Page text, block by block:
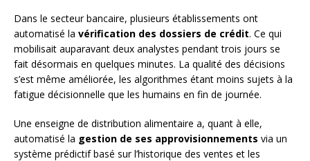
Dans le secteur bancaire, plusieurs établissements ont
automatisé la vérification des dossiers de crédit. Ce qui
mobilisait auparavant deux analystes pendant trois jours se
fait désormais en quelques minutes. La qualité des décisions
s’est même améliorée, les algorithmes étant moins sujets à la
fatigue décisionnelle que les humains en fin de journée.
Une enseigne de distribution alimentaire a, quant à elle,
automatisé la gestion de ses approvisionnements via un
système prédictif basé sur l’historique des ventes et les